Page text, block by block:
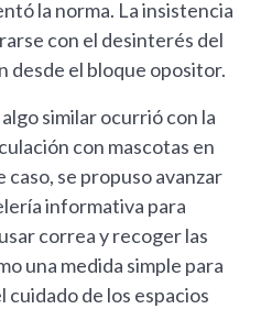
la norma. La insistencia
con el desinterés del
desde el bloque opositor.
similar ocurrió con la
con mascotas en
caso, se propuso avanzar
informativa para
correa y recoger las
una medida simple para
cuidado de los espacios